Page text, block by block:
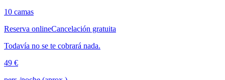
10 camas
Reserva onlineCancelación gratuita
Todavía no se te cobrará nada.
49 €